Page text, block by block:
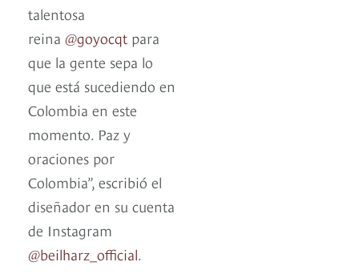
talentosa
reina @goyocqt para
que la gente sepa lo
que está sucediendo en
Colombia en este
momento. Paz y
oraciones por
Colombia”, escribió el
diseñador en su cuenta
de Instagram
@beilharz_official